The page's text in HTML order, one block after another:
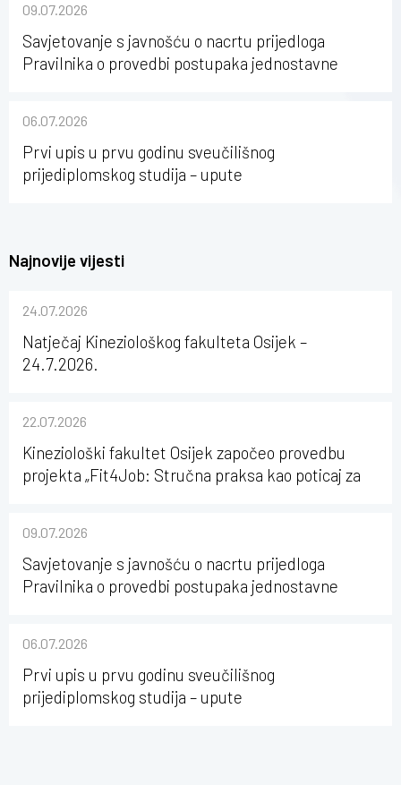
09.07.2026
Savjetovanje s javnošću o nacrtu prijedloga
Pravilnika o provedbi postupaka jednostavne
Osijeku
06.07.2026
Prvi upis u prvu godinu sveučilišnog
prijediplomskog studija – upute
Najnovije vijesti
24.07.2026
Natječaj Kineziološkog fakulteta Osijek –
24.7.2026.
22.07.2026
Kineziološki fakultet Osijek započeo provedbu
projekta „Fit4Job: Stručna praksa kao poticaj za
09.07.2026
Savjetovanje s javnošću o nacrtu prijedloga
Pravilnika o provedbi postupaka jednostavne
Osijeku
06.07.2026
Prvi upis u prvu godinu sveučilišnog
prijediplomskog studija – upute